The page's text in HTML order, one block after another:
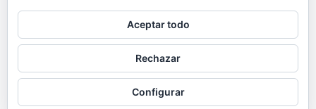
© AKETXE Consulting, S.L. - Este sitio web utiliza cookies, consulte
nuestra Política de cookies.
Política de cookies
Contacto
Aceptar todo
Rechazar
Configurar